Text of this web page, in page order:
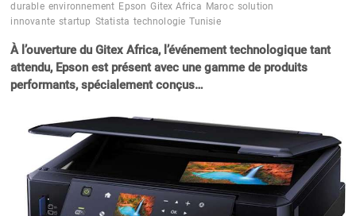
durable environnement Epson Gitex Africa Maroc solution
innovante startup Statista technologie Tunisie
À l’ouverture du Gitex Africa, l’événement technologique tant
attendu, Epson est présent avec une gamme de produits
performants, spécialement conçus…